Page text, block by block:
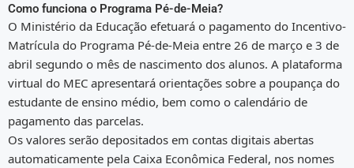
Como funciona o Programa Pé-de-Meia?
O Ministério da Educação efetuará o pagamento do Incentivo-
Matrícula do Programa Pé-de-Meia entre 26 de março e 3 de
abril segundo o mês de nascimento dos alunos. A plataforma
virtual do MEC apresentará orientações sobre a poupança do
estudante de ensino médio, bem como o calendário de
pagamento das parcelas.
Os valores serão depositados em contas digitais abertas
automaticamente pela Caixa Econômica Federal, nos nomes